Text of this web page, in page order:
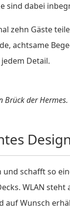
sind dabei
zehn Gäste
achtsame
Detail.
der
Design
schafft so
WLAN
auf Wunsch